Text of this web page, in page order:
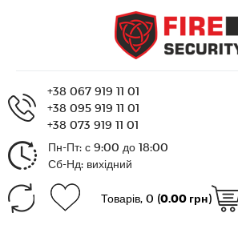
+38 067 919 11 01
+38 095 919 11 01
+38 073 919 11 01
Пн-Пт: с 9:00 до 18:00
Сб-Нд: вихідний
Товарів, 0 (0.00 грн)